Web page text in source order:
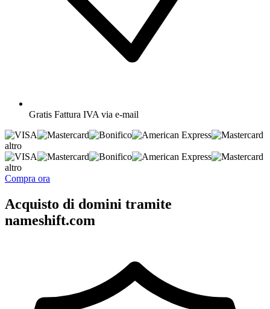
Gratis Fattura IVA via e-mail
altro
altro
Compra ora
Acquisto di domini tramite
nameshift.com